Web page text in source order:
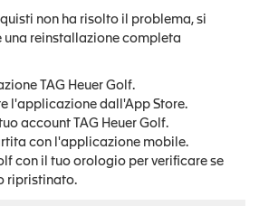
non ha risolto il problema, si
una reinstallazione completa
TAG Heuer Golf.
l'applicazione dall'App Store.
account TAG Heuer Golf.
con l'applicazione mobile.
con il tuo orologio per verificare se
ripristinato.